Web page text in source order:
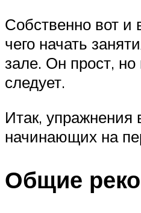
Собственно вот и
чего начать
зале. Он прост,
следует.
Итак, упражнения
начинающих на
Общие